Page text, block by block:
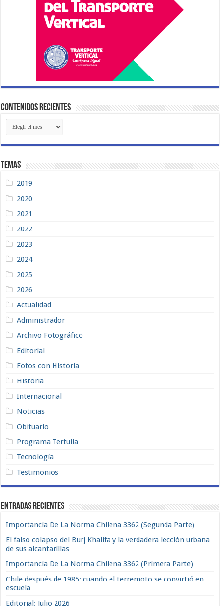
Contenidos Recientes
Contenidos
Recientes
Temas
2019
2020
2021
2022
2023
2024
2025
2026
Actualidad
Administrador
Archivo Fotográfico
Editorial
Fotos con Historia
Historia
Internacional
Noticias
Obituario
Programa Tertulia
Tecnología
Testimonios
Entradas recientes
Importancia De La Norma Chilena 3362 (Segunda Parte)
El falso colapso del Burj Khalifa y la verdadera lección urbana
de sus alcantarillas
Importancia De La Norma Chilena 3362 (Primera Parte)
Chile después de 1985: cuando el terremoto se convirtió en
escuela
Editorial: Julio 2026